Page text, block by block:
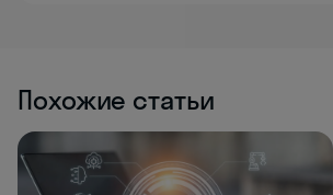
Похожие статьи